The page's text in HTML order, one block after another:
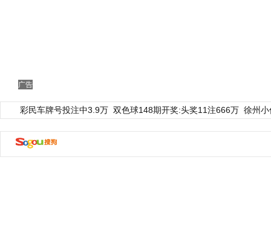
广告
彩民车牌号投注中3.9万 双色球148期开奖:头奖11注666万 徐州